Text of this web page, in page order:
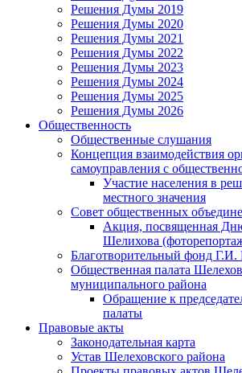
Решения Думы 2019
Решения Думы 2020
Решения Думы 2021
Решения Думы 2022
Решения Думы 2023
Решения Думы 2024
Решения Думы 2025
Решения Думы 2026
Общественность
Общественные слушания
Концепция взаимодействия
самоуправления с
Участие населения в
местного значения
Совет общественных
Акция, посвященная
Шелихова
Благотворительный фонд Г.И.
Общественная палата
муниципального района
Обращение к
палаты
Правовые акты
Законодательная карта
Устав Шелеховского района